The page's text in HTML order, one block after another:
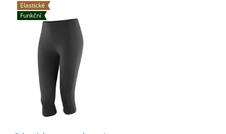
Elastické
Funkční